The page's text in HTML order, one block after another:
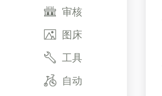
审核
图床
工具
自动